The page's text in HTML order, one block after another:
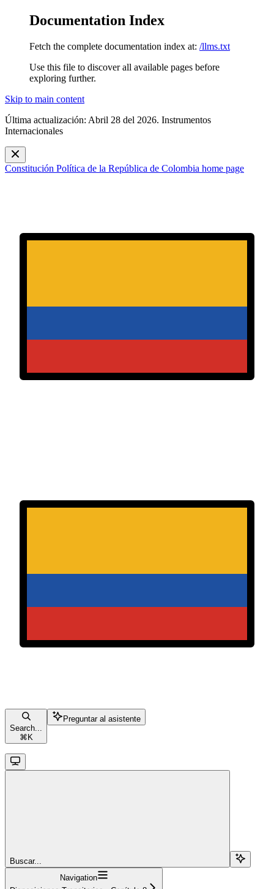
Documentation Index
Fetch the complete documentation index at: /llms.txt
Use this file to discover all available pages before
exploring further.
Skip to main content
Última actualización: Abril 28 del 2026. Instrumentos
Internacionales
Constitución Política de la República de Colombia home page
Search...
⌘ K
Preguntar al asistente
Buscar...
Navigation